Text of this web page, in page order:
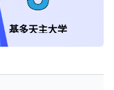
基多天主大学